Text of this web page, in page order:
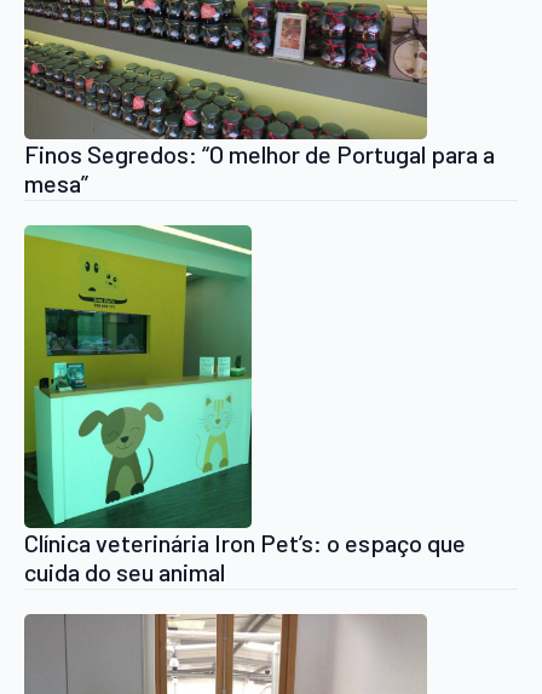
Finos Segredos: “O melhor de Portugal para a
mesa”
Clínica veterinária Iron Pet’s: o espaço que
cuida do seu animal